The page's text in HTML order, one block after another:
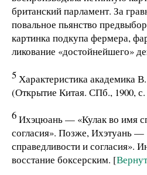
британский парламент. За
повальное пьянство
картинка подкупа фермера,
ликование «достойнейшего»
5 Характеристика академика
(Открытие Китая. СПб., 1900,
6Ихэцюань — «Кулак во имя
согласия». Позже, Ихэтуань
справедливости и согласия».
восстание боксерским. [